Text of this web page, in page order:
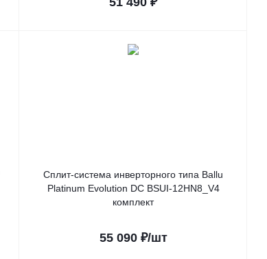
Сплит-система инверторного типа Ballu
Platinum Evolution DC BSUI-12HN8_V4
комплект
55 090₽/шт